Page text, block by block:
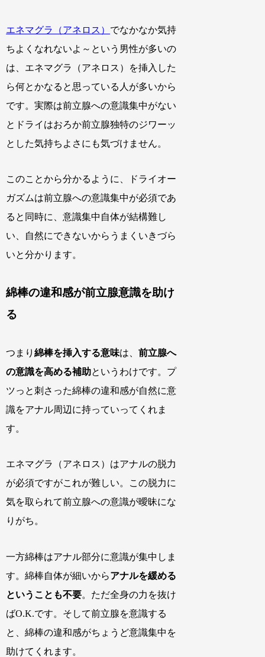
エネマグラ（アネロス） でなかなか気持
ちよくなれないよ～という男性が多いの
は、エネマグラ（アネロス）を挿入した
ら何とかなると思っている人が多いから
です。実際は前立腺への意識集中がない
とドライはおろか前立腺独特のジワーッ
とした気持ちよさにも気づけません。
このことから分かるように、ドライオー
ガズムは前立腺への意識集中が必須であ
ると同時に、意識集中自体が結構難し
い、自然にできないからうまくいきづら
いと分かります。
綿棒の違和感が前立腺意識を助け
る
つまり綿棒を挿入する意味は、前立腺へ
の意識を高める補助というわけです。プ
ツっと刺さった綿棒の違和感が自然に意
識をアナル周辺に持っていってくれま
す。
エネマグラ（アネロス）はアナルの脱力
が必須ですがこれが難しい。この脱力に
気を取られて前立腺への意識が曖昧にな
りがち。
一方綿棒はアナル部分に意識が集中しま
す。綿棒自体が細いからアナルを緩める
ということも不要。ただ全身の力を抜け
ばO.K.です。そして前立腺を意識する
と、綿棒の違和感がちょうど意識集中を
助けてくれます。